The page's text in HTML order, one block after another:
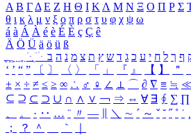
Α Β ΓΔ Ε Ζ Η Θ Ι ΚΛ Μ Ν Ξ Ο Π Ρ Σ
θ ι κ λ μ ν ξ ο π ρ σ τ υ φ χ ψ ω
á à Á À é è É È ç Ç ê
Ä Ö Ü ä ö ü ß
ִֶֹ ֻּ ׁׂ ף ך ל ח י ע כ ג ד ש ץ ת צ מ נ ה ב
‘ ’ “ ” 〔 〕 〈 〉 「 」 『 』 【 】 ＂
± × ÷ ≠ ≤ ≥ ∞ ∴ ♂ ♀ ∠ ⊥ ⌒ ∂ ∇ ≡ ≒
⊆ ⊇ ⊂ ⊃ ∪ ∩ ∧ ∨ ￢ ⇒ ⇔ ∀ ∃ ∮ ∑ ∏
、
。 · ‥ … ¨ 〃 ― ＼ ∼ ´ ～ ˇ ˘ ˝ ˚ ˙ ¸
；
？ ＾ ｀